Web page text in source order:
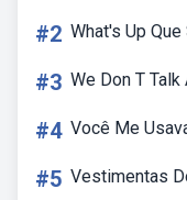
#2 What's Up
#3 We Don T Talk
#4 Você Me
#5 Vestimentas